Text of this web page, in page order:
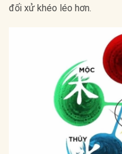
đối xử khéo léo hơn.